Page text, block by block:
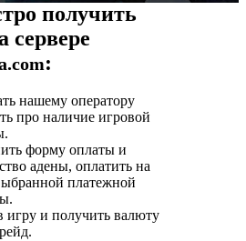
получить
сервере
:
нашему оператору
про наличие игровой
форму оплаты и
адены, оплатить на
платежной
игру и получить валюту